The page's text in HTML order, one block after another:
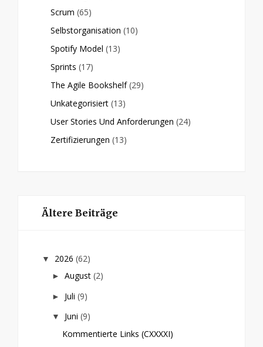
Scrum (65)
Selbstorganisation (10)
Spotify Model (13)
Sprints (17)
The Agile Bookshelf (29)
Unkategorisiert (13)
User Stories Und Anforderungen (24)
Zertifizierungen (13)
Ältere Beiträge
▼ 2026 (62)
► August (2)
► Juli (9)
▼ Juni (9)
Kommentierte Links (CXXXXI)